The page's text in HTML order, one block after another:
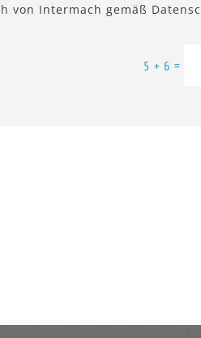
von Intermach gemäß
5 + 6 =